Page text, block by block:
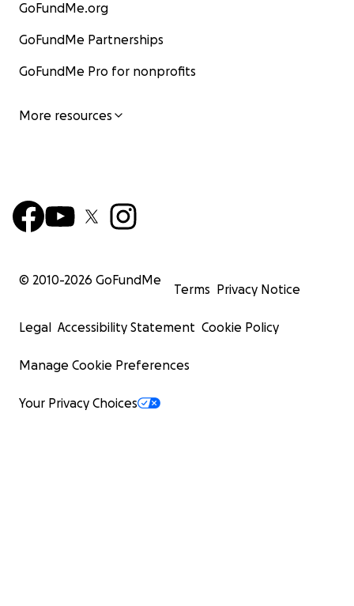
GoFundMe.org
GoFundMe Partnerships
GoFundMe Pro for nonprofits
More resources
© 2010-2026 GoFundMe
Terms Privacy Notice
Legal Accessibility Statement Cookie Policy
Manage Cookie Preferences
Your Privacy Choices